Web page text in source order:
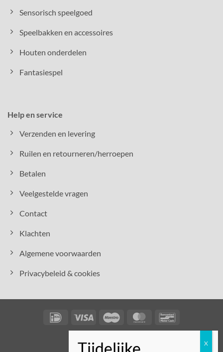
Sensorisch speelgoed
Speelbakken en accessoires
Houten onderdelen
Fantasiespel
Help en service
Verzenden en levering
Ruilen en retourneren/herroepen
Betalen
Veelgestelde vragen
Contact
Klachten
Algemene voorwaarden
Privacybeleid & cookies
IDeal Visa Maestro MasterCard